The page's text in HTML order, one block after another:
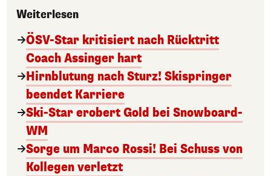
Weiterlesen
ÖSV-Star kritisiert nach Rücktritt
Coach Assinger hart
Hirnblutung nach Sturz! Skispringer
beendet Karriere
Ski-Star erobert Gold bei Snowboard-
WM
Sorge um Marco Rossi! Bei Schuss von
Kollegen verletzt